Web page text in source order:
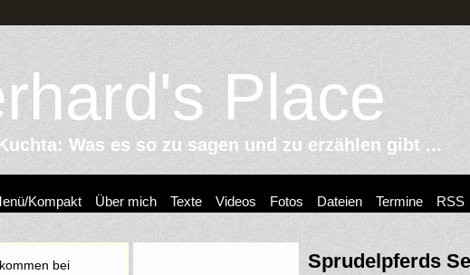
Place
Was es so zu sagen und zu erzählen gibt ...
Kompakt Über mich Texte Videos Fotos Dateien Termine RSS
bei
Sprudelpferds